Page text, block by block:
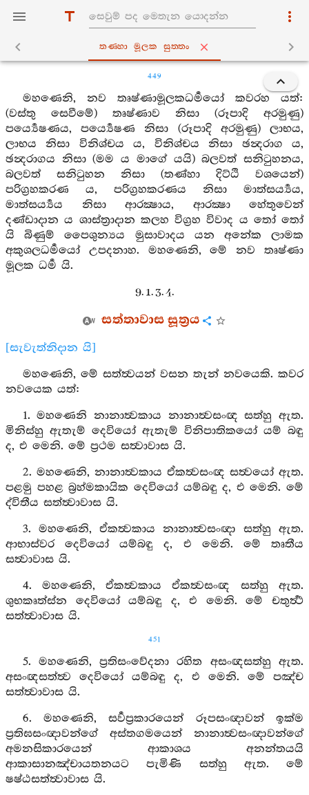
තණ‍්හා මූලක සුත‍්තං
449
මහණෙනි, නව තෘෂ්ණාමූලකධර්‍මයෝ කවරහ යත්:
(වස්තු සෙවීමේ) තෘෂ්ණාව නිසා (රූපාදි අරමුණු)
පර්‍ය්‍යෙෂණය, පර්‍ය්‍යෙෂණ නිසා (රූපාදි අරමුණු) ලාභය,
ලාභය නිසා විනිශ්චය ය, විනිශ්චය නිසා ඡන්‍දරාග ය,
ඡන්‍දරාගය නිසා (මම ය මාගේ යයි) බලවත් සනිටුහනය,
බලවත් සනිටුහන නිසා (තණ්හා දිට්ඨි වශයෙන්)
පරිග්‍රහකරණ ය, පරිග්‍රහකරණය නිසා මාත්සර්‍ය්‍යය,
මාත්සර්‍ය්‍යය නිසා ආරක්‍ෂාය, ආරක්‍ෂා හේතුවෙන්
දණ්ඩාදාන ය ශාස්ත්‍රාදාන කලහ විග්‍රහ විවාද ය තෝ තෝ
යි බිණුම් පෛශුන්‍යය මුසාවාදය යන අනේක ලාමක
අකුශලධර්‍මයෝ උපදනාහ. මහණෙනි, මේ නව තෘෂ්ණා
මූලක ධර්‍ම යි.
9. 1. 3. 4.
සත්තාවාස සූත්‍රය
[සැවැත්නිදාන යි]
මහණෙනි, මේ සත්ත්‍වයන් වසන තැන් නවයෙකි. කවර
නවයෙක යත්:
1. මහණෙනි නානාත්‍වකාය නානාත්‍වසංඥ සත්හු ඇත.
මිනිස්හු ඇතැම් දෙවියෝ ඇතැම් විනිපාතිකයෝ යම් බඳු
ද, එ මෙනි. මේ ප්‍රථම සත්‍වාවාස යි.
2. මහණෙනි, නානාත්‍වකාය ඒකත්‍වසංඥ සත්‍වයෝ ඇත.
පළමු පහළ බ්‍රහ්මකායික දෙවියෝ යම්බඳු ද, එ මෙනි. මේ
ද්විතීය සත්ත්‍වාවාස යි.
3. මහණෙනි, ඒකත්‍වකාය නානාත්‍වසංඥා සත්හු ඇත.
ආභාස්වර දෙවියෝ යම්බඳු ද, එ මෙනි. මේ තෘතීය
සත්‍වාවාස යි.
4. මහණෙනි, ඒකත්‍වකාය ඒකත්‍වසංඥ සත්හු ඇත.
ශුභකෘත්ස්න දෙවියෝ යම්බඳු ද, එ මෙනි. මේ චතුර්‍ත්‍ථ
සත්ත්‍වාවාස යි.
451
5. මහණෙනි, ප්‍රතිසංවේදනා රහිත අසංඥසත්හු ඇත.
අසංඥසත්ත්‍ව දෙවියෝ යම්බඳු ද, එ මෙනි. මේ පඤ්ච
සත්ත්‍වාවාස යි.
6. මහණෙනි, සර්‍වප්‍රකාරයෙන් රූපසංඥාවන් ඉක්ම
ප්‍රතිඝසංඥාවන්ගේ අස්තගමයෙන් නානාත්‍වසංඥාවන්ගේ
අමනසිකාරයෙන් ආකාශය අනන්තයයි
ආකාසානඤ්චායතනයට පැමිණි සත්හු ඇත. මේ
ෂෂ්ඨසත්ත්‍වාවාස යි.